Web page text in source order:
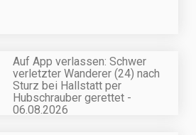
Auf App verlassen: Schwer
verletzter Wanderer (24) nach
Sturz bei Hallstatt per
Hubschrauber gerettet -
06.08.2026